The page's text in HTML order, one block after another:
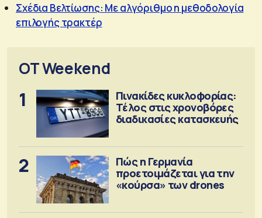
Σχέδια Βελτίωσης: Με αλγόριθμο η μεθοδολογία
επιλογής τρακτέρ
OT Weekend
1
Πινακίδες κυκλοφορίας:
Τέλος στις χρονοβόρες
διαδικασίες κατασκευής
2
Πώς η Γερμανία
προετοιμάζεται για την
«κούρσα» των drones